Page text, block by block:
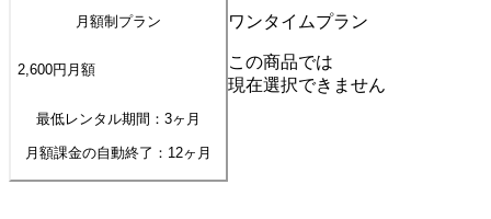
月額制プラン
2,600円 月額
最低レンタル期間：3ヶ月
月額課金の自動終了： 12ヶ月
ワンタイムプラン
この商品では
現在選択できません